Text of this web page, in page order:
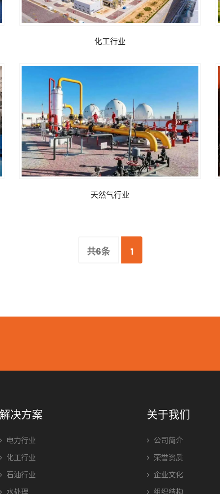
化工行业
天然气行业
共6条 1
解决方案
电力行业
化工行业
石油行业
水处理
关于我们
公司简介
荣誉资质
企业文化
组织结构